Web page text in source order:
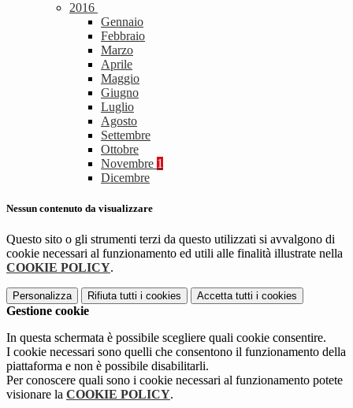
2016
Gennaio
Febbraio
Marzo
Aprile
Maggio
Giugno
Luglio
Agosto
Settembre
Ottobre
Novembre 1
Dicembre
Nessun contenuto da visualizzare
Questo sito o gli strumenti terzi da questo utilizzati si avvalgono di
cookie necessari al funzionamento ed utili alle finalità illustrate nella
COOKIE POLICY.
Personalizza Rifiuta tutti i cookies Accetta tutti i cookies
Gestione cookie
In questa schermata è possibile scegliere quali cookie consentire.
I cookie necessari sono quelli che consentono il funzionamento della
piattaforma e non è possibile disabilitarli.
Per conoscere quali sono i cookie necessari al funzionamento potete
visionare la COOKIE POLICY.